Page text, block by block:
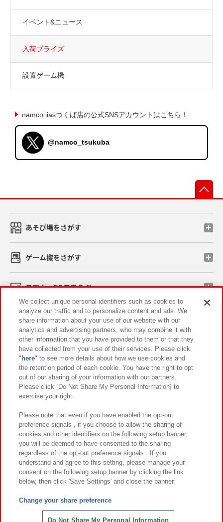
イベント&ニュース
入荷プライズ
設置ゲーム機
namco iiasつくば店の公式SNSアカウントはこちら！
@namco_tsukuba
あそび場をさがす
ゲーム機をさがす
スマホ・PCであそぶ
イベント・キャンペーン
関連会社 サステナビリティ サイトポリシー
プライバシーポリシー ウェブアクセシビリティ方針と検証結果
お取引先さまとともに
カスタマーハラスメント対応方針 よくあるご質問・お問い合わせ
©Bandai Namco Amusement Inc.
©Bandai Namco Amusement Lab Inc.
©HANAYASHIKI Co., Ltd. All Rights Reserved.
We collect unique personal identifiers such as cookies to
analyze our traffic and to personalize content and ads. We
share information about your use of our website with our
analytics and advertising partners, who may combine it with
other information that you have provided to them or that they
have collected from your use of their services. Please click
" here" to see more details about how we use cookies and
the retention period of each cookie. You have the right to opt
out of our sharing of your information with our partners.
Please click [Do Not Share My Personal Information] to
exercise your right.
Please note that even if you have enabled the opt-out
preference signals , if you choose to allow the sharing of
cookies and other identifiers on the following setup banner,
you will be deemed to have consented to the sharing
regardless of the opt-out preference signals . If you
understand and agree to this setting, please manage your
consent on the following setup banner by clicking the link
below, then click 'Save Settings' and close the banner.
Change your share preference
Do Not Share My Personal Information